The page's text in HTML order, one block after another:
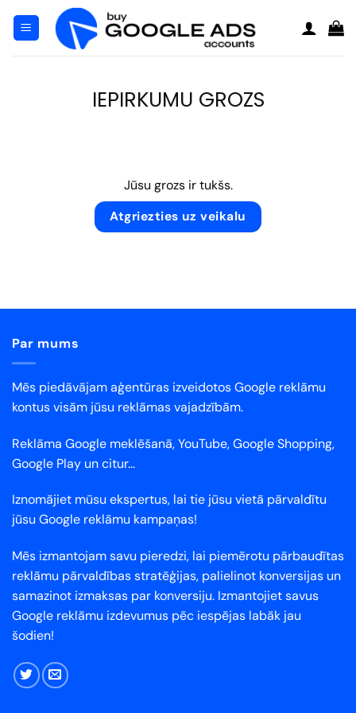
IEPIRKUMU GROZS
Jūsu grozs ir tukšs.
Atgriezties uz veikalu
Par mums
Mēs piedāvājam aģentūras izveidotos Google reklāmu
kontus visām jūsu reklāmas vajadzībām.
Reklāma Google meklēšanā, YouTube, Google Shopping,
Google Play un citur...
Iznomājiet mūsu ekspertus, lai tie jūsu vietā pārvaldītu
jūsu Google reklāmu kampaņas!
Mēs izmantojam savu pieredzi, lai piemērotu pārbaudītas
reklāmu pārvaldības stratēģijas, palielinot konversijas un
samazinot izmaksas par konversiju. Izmantojiet savus
Google reklāmu izdevumus pēc iespējas labāk jau
šodien!